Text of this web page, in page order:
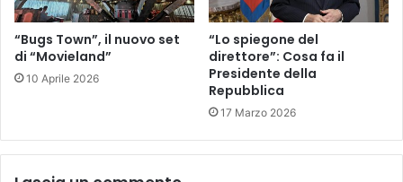
“Bugs Town”, il nuovo set
di “Movieland”
10 Aprile 2026
“Lo spiegone del
direttore”: Cosa fa il
Presidente della
Repubblica
17 Marzo 2026